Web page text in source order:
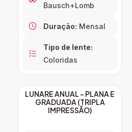
Bausch+Lomb
Duração: Mensal
Tipo de lente:
Coloridas
LUNARE ANUAL – PLANA E
GRADUADA (TRIPLA
IMPRESSÃO)